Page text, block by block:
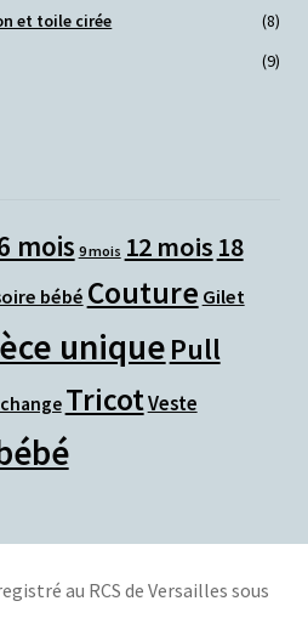
et toile cirée
(8)
(9)
mois 9 mois 12 mois 18
bébé Couture Gilet
uniquePull
TricotVeste
au RCS de Versailles sous